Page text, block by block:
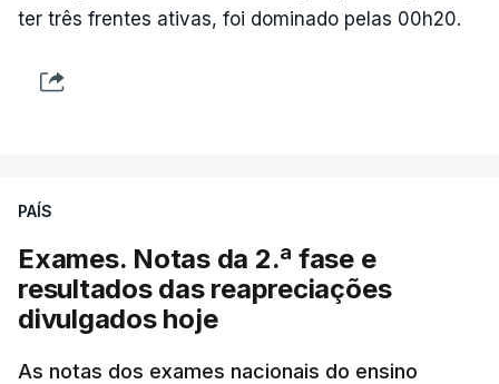
ter três frentes ativas, foi dominado pelas 00h20.
PAÍS
Exames. Notas da 2.ª fase e
resultados das reapreciações
divulgados hoje
As notas dos exames nacionais do ensino